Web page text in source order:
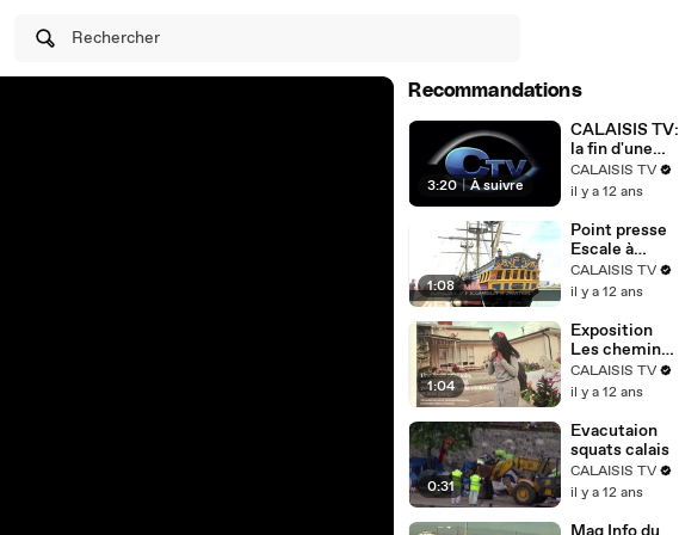
Rechercher
Recommandations
3:20 | À suivre
CALAISIS TV:
la fin d'une
aventure
CALAISIS TV
il y a 12 ans
1:08
Point presse
Escale à
Calaios
CALAISIS TV
il y a 12 ans
1:04
Exposition
Les chemins
de l'école
CALAISIS TV
il y a 12 ans
0:31
Evacutaion
squats calais
CALAISIS TV
il y a 12 ans